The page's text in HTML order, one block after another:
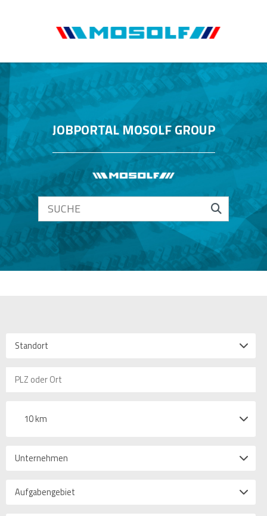
JOBPORTAL MOSOLF GROUP
Standort
10 km
Unternehmen
Aufgabengebiet